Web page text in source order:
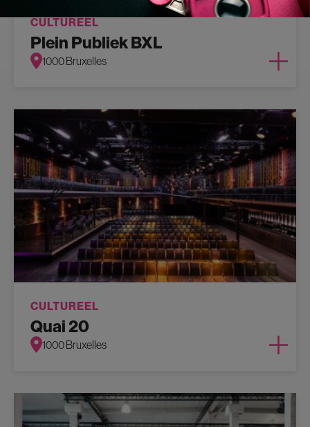
CULTUREEL
Plein Publiek BXL
1000 Bruxelles
CULTUREEL
Quai 20
1000 Bruxelles